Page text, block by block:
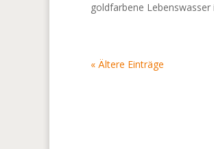
goldfarbene
« Ältere Einträge